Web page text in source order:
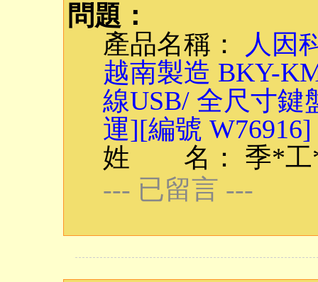
問題：
產品名稱：
人因
越南製造 BKY-
線USB/ 全尺寸鍵
運][編號 W76916]
姓 名： 季*工
--- 已留言 ---